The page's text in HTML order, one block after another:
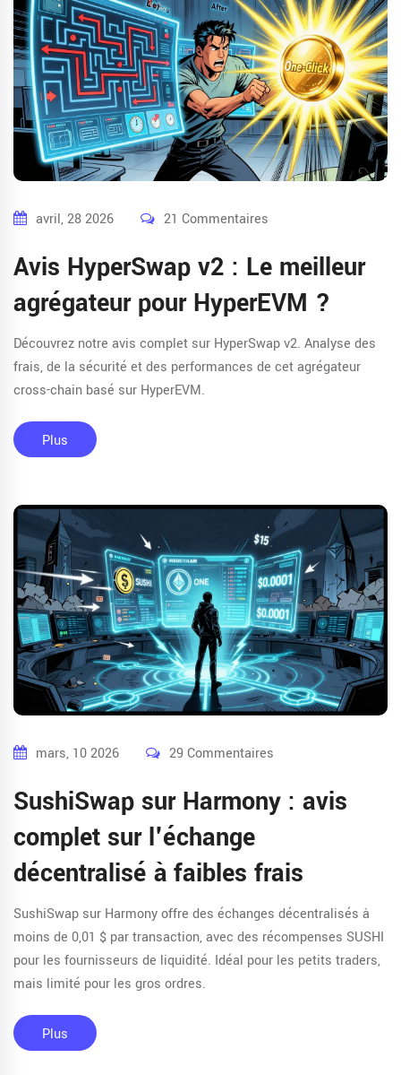
avril, 28 2026 21 Commentaires
Avis HyperSwap v2 : Le meilleur
agrégateur pour HyperEVM ?
Découvrez notre avis complet sur HyperSwap v2. Analyse des
frais, de la sécurité et des performances de cet agrégateur
cross-chain basé sur HyperEVM.
Plus
mars, 10 2026 29 Commentaires
SushiSwap sur Harmony : avis
complet sur l'échange
décentralisé à faibles frais
SushiSwap sur Harmony offre des échanges décentralisés à
moins de 0,01 $ par transaction, avec des récompenses SUSHI
pour les fournisseurs de liquidité. Idéal pour les petits traders,
mais limité pour les gros ordres.
Plus